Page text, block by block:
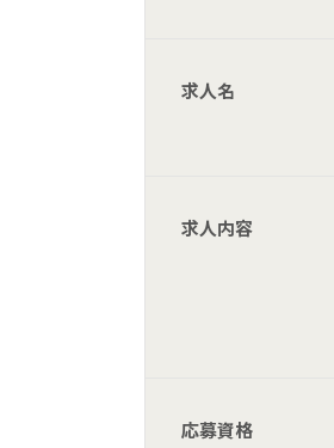
求人名
求人内容
応募資格